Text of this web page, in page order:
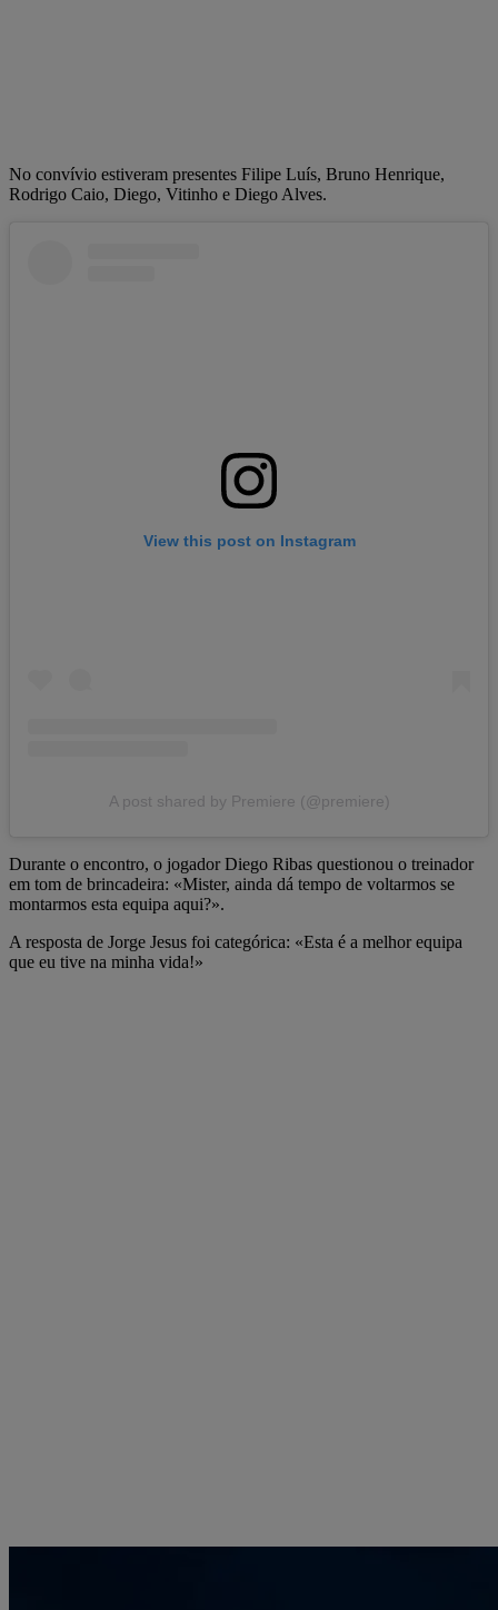
No convívio estiveram presentes Filipe Luís, Bruno Henrique,
Rodrigo Caio, Diego, Vitinho e Diego Alves.
View this post on Instagram
A post shared by Premiere (@premiere)
Durante o encontro, o jogador Diego Ribas questionou o treinador
em tom de brincadeira: «Mister, ainda dá tempo de voltarmos se
montarmos esta equipa aqui?».
A resposta de Jorge Jesus foi categórica: «Esta é a melhor equipa
que eu tive na minha vida!»